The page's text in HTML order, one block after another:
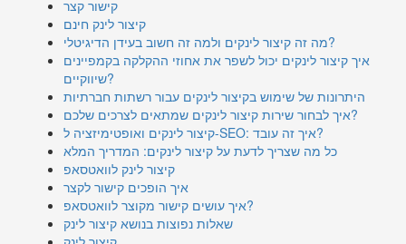
קישור קצר
קיצור לינק חינם
מה זה קיצור לינקים ולמה זה חשוב בעידן הדיגיטלי?
איך קיצור לינקים יכול לשפר את אחוזי ההקלקה בקמפיינים
שיווקיים?
היתרונות של שימוש בקיצור לינקים עבור רשתות חברתיות
איך לבחור שירות קיצור לינקים שמתאים לצרכים שלכם?
קיצור לינקים ואופטימיזציה ל-SEO: איך זה עובד?
כל מה שצריך לדעת על קיצור לינקים: המדריך המלא
קיצור לינק לוואטסאפ
איך הופכים קישור לקצר
איך עושים קישור מקוצר לוואטסאפ?
שאלות נפוצות בנושא קיצור לינק